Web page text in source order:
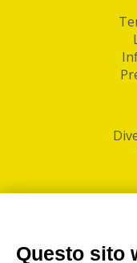
Questo sito